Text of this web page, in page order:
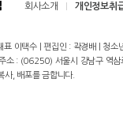
회사소개 개인정보취
표 이택수 | 편집인 : 곽경배 |
소 : (06250) 서울시 강남구
사, 배포를 금합니다.